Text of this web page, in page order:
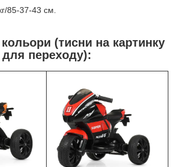
85-37-43 см.
(тисни на картинку
для переходу):